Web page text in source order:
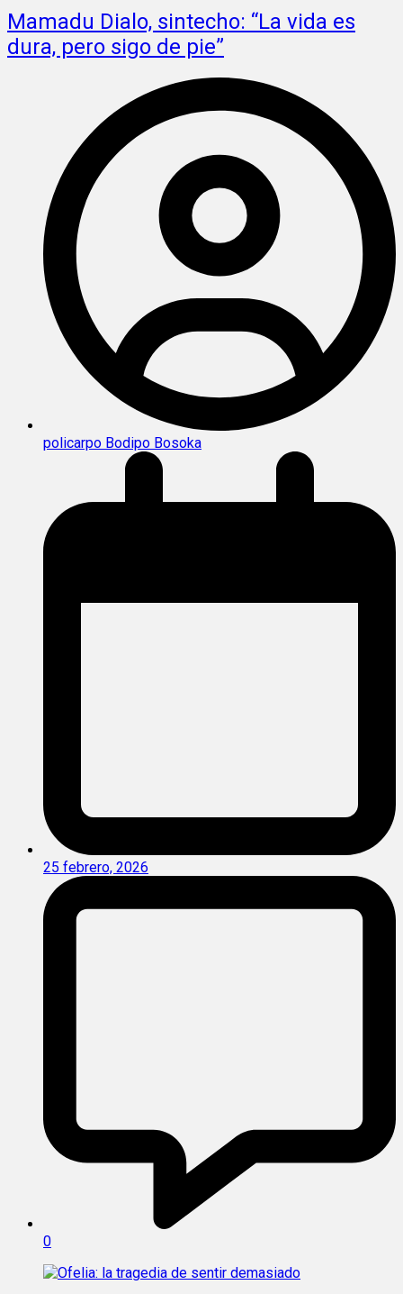
Mamadu Dialo, sintecho: “La vida es
dura, pero sigo de pie”
policarpo Bodipo Bosoka
25 febrero, 2026
0